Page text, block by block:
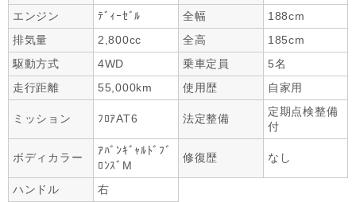
エンジン
ﾃﾞｨｰｾﾞﾙ 全幅
188cm
排気量
2,800cc 全高
185cm
駆動方式
4WD 乗車定員
5名
走行距離
55,000km 使用歴 自家用
ミッション ﾌﾛｱAT6 法定整備
定期点検整備
付
ボディカラー
ｱﾊﾞﾝｷﾞｬﾙﾄﾞﾌﾞ
ﾛﾝｽﾞM
修復歴 なし
ハンドル 右